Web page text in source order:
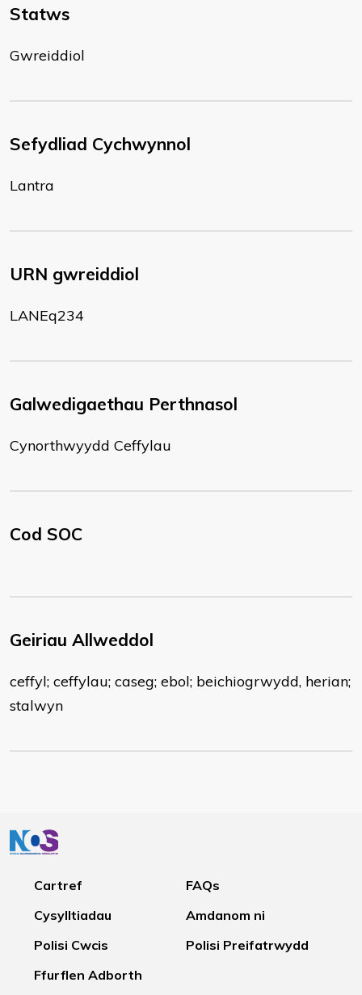
Statws
Gwreiddiol
Sefydliad Cychwynnol
Lantra
URN gwreiddiol
LANEq234
Galwedigaethau Perthnasol
Cynorthwyydd Ceffylau
Cod SOC
Geiriau Allweddol
ceffyl; ceffylau; caseg; ebol; beichiogrwydd, herian;
stalwyn
Cartref
FAQs
Cysylltiadau
Amdanom ni
Polisi Cwcis
Polisi Preifatrwydd
Ffurflen Adborth